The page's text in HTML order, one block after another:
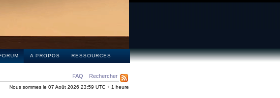
A PROPOS RESSOURCES
FAQ Rechercher
Nous sommes le 07 Août 2026 23:59 UTC + 1 heure